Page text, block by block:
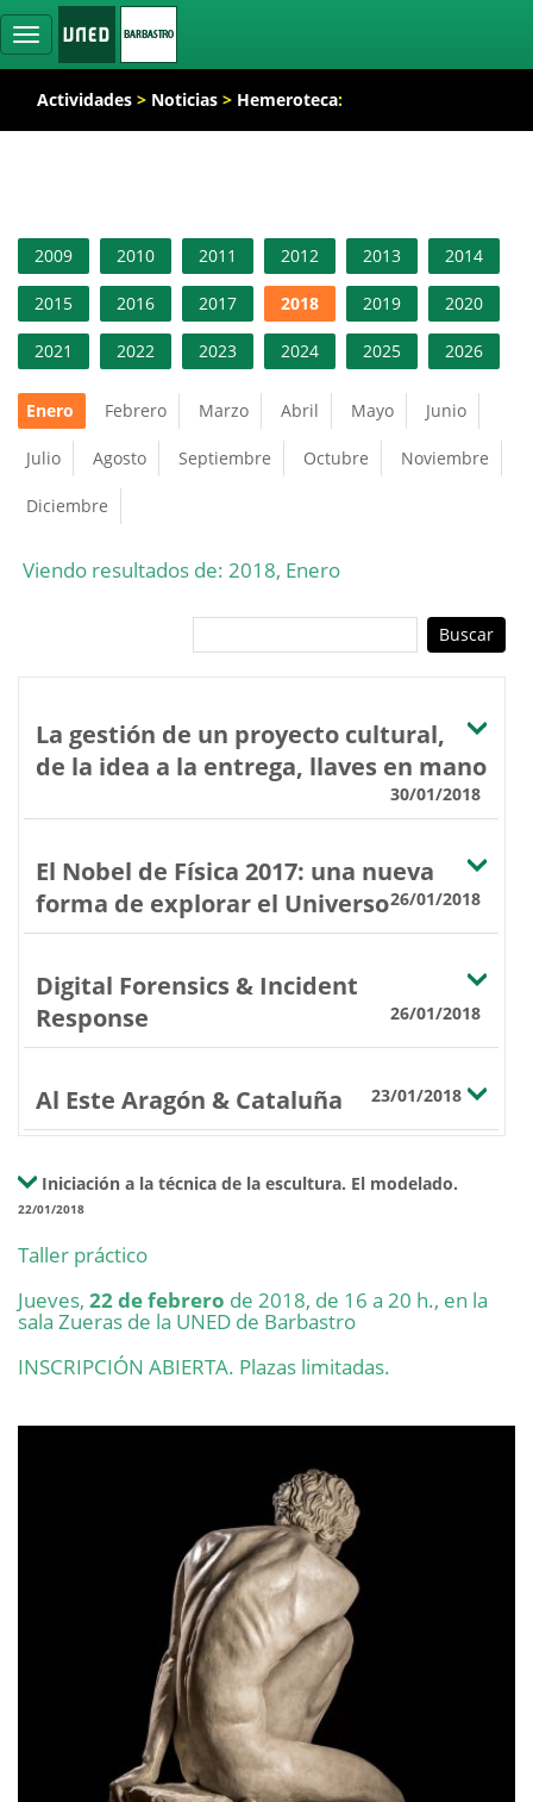
Ocultar
navegación
Actividades > Noticias > Hemeroteca:
2009 2010 2011 2012 2013 2014
2015 2016 2017 2018 2019 2020
2021 2022 2023 2024 2025 2026
Enero Febrero Marzo Abril Mayo Junio
Julio Agosto Septiembre Octubre Noviembre
Diciembre
Viendo resultados de: 2018, Enero
La gestión de un proyecto cultural,
de la idea a la entrega, llaves en mano
30/01/2018
El Nobel de Física 2017: una nueva
forma de explorar el Universo26/01/2018
Digital Forensics & Incident
Response
26/01/2018
Al Este Aragón & Cataluña 23/01/2018
Iniciación a la técnica de la escultura. El modelado.
22/01/2018
Taller práctico
Jueves, 22 de febrero de 2018, de 16 a 20 h., en la
sala Zueras de la UNED de Barbastro
INSCRIPCIÓN ABIERTA. Plazas limitadas.